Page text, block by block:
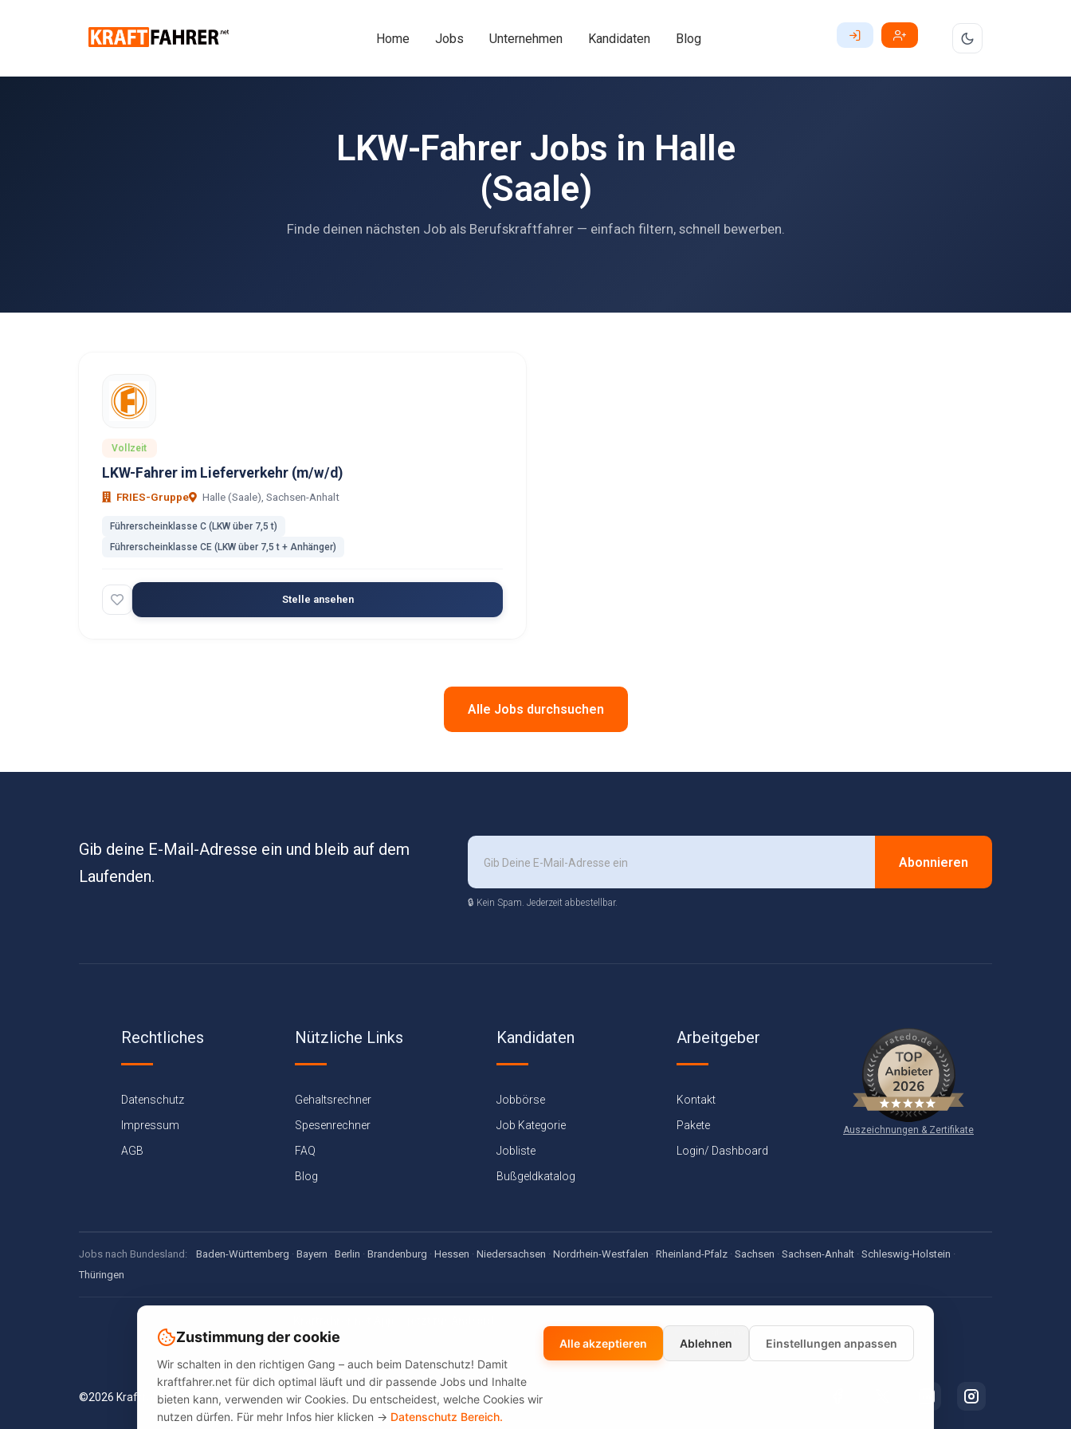
Home Jobs Unternehmen Kandidaten Blog
LKW-Fahrer Jobs in Halle
(Saale)
Finde deinen nächsten Job als Berufskraftfahrer — einfach filtern, schnell bewerben.
Vollzeit
LKW-Fahrer im Lieferverkehr (m/w/d)
FRIES-Gruppe Halle (Saale), Sachsen-Anhalt
Führerscheinklasse C (LKW über 7,5 t)
Führerscheinklasse CE (LKW über 7,5 t + Anhänger)
Stelle ansehen
Alle Jobs durchsuchen
Gib deine E-Mail-Adresse ein und bleib auf dem
Laufenden.
Abonnieren
🔒 Kein Spam. Jederzeit abbestellbar.
Rechtliches
Datenschutz
Impressum
AGB
Nützliche Links
Gehaltsrechner
Spesenrechner
FAQ
Blog
Kandidaten
Jobbörse
Job Kategorie
Jobliste
Bußgeldkatalog
Arbeitgeber
Kontakt
Pakete
Login/ Dashboard
Auszeichnungen & Zertifikate
Jobs nach Bundesland: Baden-Württemberg · Bayern · Berlin · Brandenburg · Hessen · Niedersachsen · Nordrhein-Westfalen · Rheinland-Pfalz · Sachsen · Sachsen-Anhalt · Schleswig-Holstein ·
Thüringen
Jobsuche, Spesen-, Gehaltsrechner & Bußgeldkatalog — offline dabei, kostenlos
©2026 Kraftfahrer.net. Alle Rechte vorbehalten.
Zustimmung der cookie
Wir schalten in den richtigen Gang – auch beim Datenschutz! Damit
kraftfahrer.net für dich optimal läuft und dir passende Jobs und Inhalte
bieten kann, verwenden wir Cookies. Du entscheidest, welche Cookies wir
nutzen dürfen. Für mehr Infos hier klicken -> Datenschutz Bereich.
Alle akzeptieren Ablehnen Einstellungen anpassen